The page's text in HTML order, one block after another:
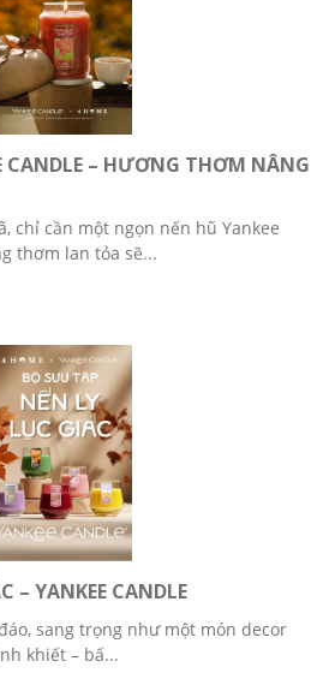
CANDLE – HƯƠNG THƠM NÂNG
chỉ cần một ngọn nến hũ Yankee
thơm lan tỏa sẽ...
– YANKEE CANDLE
sang trọng như một món decor
khiết – bấ...